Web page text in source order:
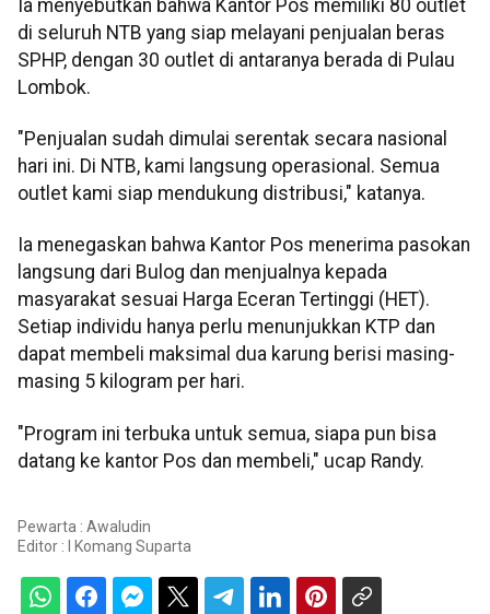
Ia menyebutkan bahwa Kantor Pos memiliki 80 outlet
di seluruh NTB yang siap melayani penjualan beras
SPHP, dengan 30 outlet di antaranya berada di Pulau
Lombok.
"Penjualan sudah dimulai serentak secara nasional
hari ini. Di NTB, kami langsung operasional. Semua
outlet kami siap mendukung distribusi," katanya.
Ia menegaskan bahwa Kantor Pos menerima pasokan
langsung dari Bulog dan menjualnya kepada
masyarakat sesuai Harga Eceran Tertinggi (HET).
Setiap individu hanya perlu menunjukkan KTP dan
dapat membeli maksimal dua karung berisi masing-
masing 5 kilogram per hari.
"Program ini terbuka untuk semua, siapa pun bisa
datang ke kantor Pos dan membeli," ucap Randy.
Pewarta : Awaludin
Editor :
I Komang Suparta